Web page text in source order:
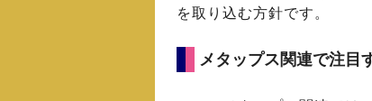
を取り込む方針です。
メタップス関連で注目